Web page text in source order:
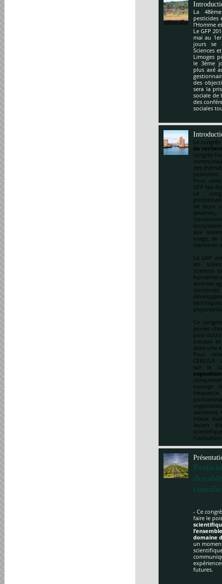
La
pesticides
l’Homme
Le GFP
mai au
jours se
Sciences
Limoges
le 3ème
plus axé
des
sera la
sociale de
des
sociales
Le
de
congrès
des
pesticides.
Pour
GFP fait
Le
de leurs
devenirs,
aux
usage, en
transition
Le GFP
les
sciences
humaines
diverses
Ce
jeunes
post-
travaux
dans une
Pour
CEBC/
sur le
concept
sanitaires.
mieux
leviers
- Ce
faire le
domaine
un
futures.